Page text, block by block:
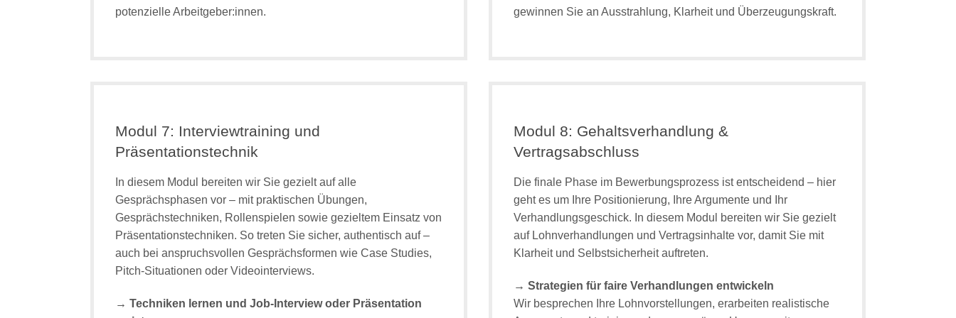
potenzielle Arbeitgeber:innen. gewinnen Sie an Ausstrahlung, Klarheit und Überzeugungskraft.
Modul 7: Interviewtraining und
Präsentationstechnik
In diesem Modul bereiten wir Sie gezielt auf alle
Gesprächsphasen vor – mit praktischen Übungen,
Gesprächstechniken, Rollenspielen sowie gezieltem Einsatz von
Präsentationstechniken. So treten Sie sicher, authentisch auf –
auch bei anspruchsvollen Gesprächsformen wie Case Studies,
Pitch-Situationen oder Videointerviews.
→ Techniken lernen und Job-Interview oder Präsentation
Modul 8: Gehaltsverhandlung &
Vertragsabschluss
Die finale Phase im Bewerbungsprozess ist entscheidend – hier
geht es um Ihre Positionierung, Ihre Argumente und Ihr
Verhandlungsgeschick. In diesem Modul bereiten wir Sie gezielt
auf Lohnverhandlungen und Vertragsinhalte vor, damit Sie mit
Klarheit und Selbstsicherheit auftreten.
→ Strategien für faire Verhandlungen entwickeln
Wir besprechen Ihre Lohnvorstellungen, erarbeiten realistische